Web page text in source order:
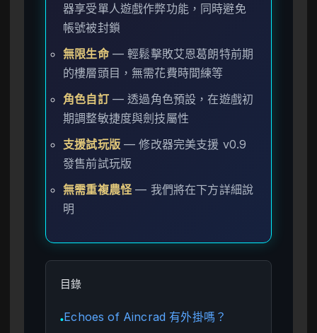
器享受單人遊戲作弊功能，同時避免
帳號被封鎖
無限生命— 輕鬆擊敗艾恩葛朗特前期
的樓層頭目，無需花費時間練等
角色自訂— 透過角色預設，在遊戲初
期調整敏捷度與劍技屬性
支援試玩版— 修改器完美支援 v0.9
發售前試玩版
無需重複農怪— 我們將在下方詳細說
明
目錄
●Echoes of Aincrad 有外掛嗎？